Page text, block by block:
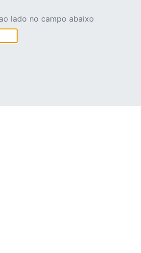
lado no campo abaixo